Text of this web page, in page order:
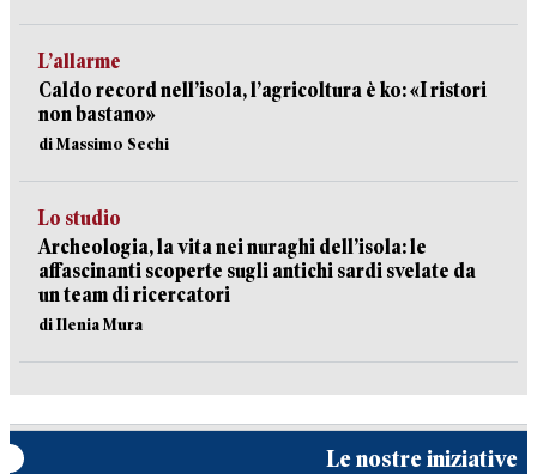
L’allarme
Caldo record nell’isola, l’agricoltura è ko: «I ristori
non bastano»
di Massimo Sechi
Lo studio
Archeologia, la vita nei nuraghi dell’isola: le
affascinanti scoperte sugli antichi sardi svelate da
un team di ricercatori
di Ilenia Mura
Le nostre iniziative